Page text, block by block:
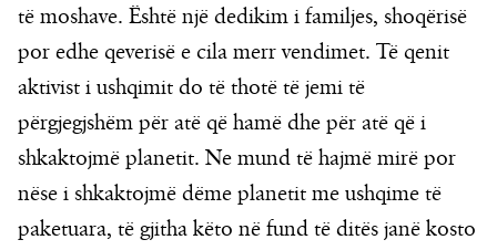
të moshave. Është një dedikim i familjes, shoqërisë
por edhe qeverisë e cila merr vendimet. Të qenit
aktivist i ushqimit do të thotë të jemi të
përgjegjshëm për atë që hamë dhe për atë që i
shkaktojmë planetit. Ne mund të hajmë mirë por
nëse i shkaktojmë dëme planetit me ushqime të
paketuara, të gjitha këto në fund të ditës janë kosto